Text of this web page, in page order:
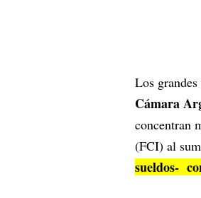
Los
Cámara
concentran
(FCI) al
sueldos-